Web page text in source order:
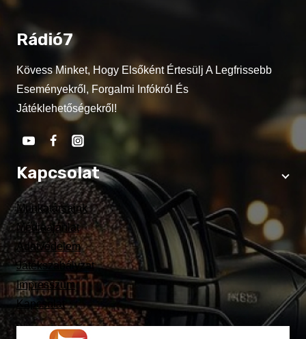
Rádió7
Kövess Minket, Hogy Elsőként Értesülj A Legfrissebb
Eseményekről, Forgalmi Infókról És
Játéklehetőségekről!
Kapcsolat
Munkatársaink
Médiaajánlat
Adatvédelem
Játékszabályzat
Impresszum
Kapcsolat